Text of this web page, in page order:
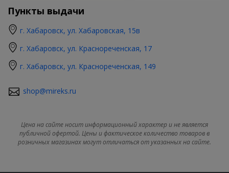
Пункты выдачи
г. Хабаровск, ул. Хабаровская, 15в
г. Хабаровск, ул. Краснореченская, 17
г. Хабаровск, ул. Краснореченская, 149
shop@mireks.ru
Цена на сайте носит информационный характер и не является
публичной офертой. Цены и фактическое количество товаров в
розничных магазинах могут отличаться от указанных на сайте.